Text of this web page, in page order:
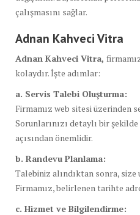
çalışmasını sağlar.
Adnan Kahveci Vitra
Adnan Kahveci Vitra,
kolaydır. İşte adımlar:
a. Servis Talebi Oluşturma:
Firmamız web sitesi üzerinden
Sorunlarınızı detaylı bir
açısından önemlidir.
b. Randevu Planlama:
Talebiniz alındıktan sonra, size
Firmamız, belirlenen tarihte
c. Hizmet ve Bilgilendirme: